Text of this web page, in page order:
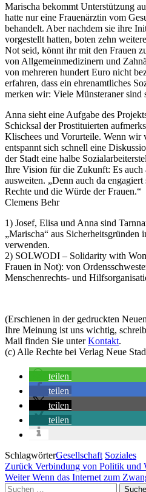
Marischa bekommt Unterstützung
hatte nur eine Frauenärztin vom
behandelt. Aber nachdem sie ihre
vorgestellt hatten, boten zehn
Not seid, könnt ihr mit den Frauen
von Allgemeinmedizinern und
von mehreren hundert Euro nicht
erfahren, dass ein ehrenamtliches
merken wir: Viele Münsteraner sind
Anna sieht eine Aufgabe des
Schicksal der Prostituierten
Klischees und Vorurteile. Wenn wir
entspannt sich schnell eine
der Stadt eine halbe
Ihre Vision für die Zukunft: Es
ausweiten. „Denn auch da
Rechte und die Würde der Frauen.“
Clemens Behr
1) Josef, Elisa und Anna sind
„Marischa“ aus Sicherheitsgründen
verwenden.
2) SOLWODI – Solidarity with
Frauen in Not): von
Menschenrechts- und
(Erschienen in der gedruckten
Ihre Meinung ist uns wichtig,
Mail finden Sie unterKontakt.
(c) Alle Rechte bei Verlag Neue
teilen
teilen
teilen
teilen
SchlagwörterGesellschaft Soziales
Beitragsnavigation
Vorheriger
Beitrag
Zurück Verbindung von Politik und
Nächster
Beitrag
Weiter Wenn das Internet zum
Suchen